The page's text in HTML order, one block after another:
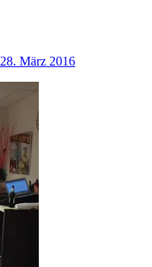
28. März 2016